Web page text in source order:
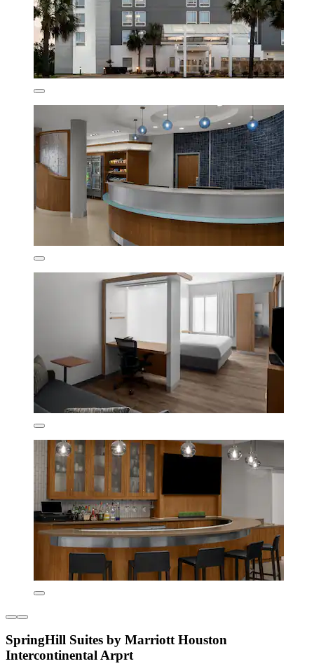
SpringHill Suites by Marriott Houston
Intercontinental Arprt